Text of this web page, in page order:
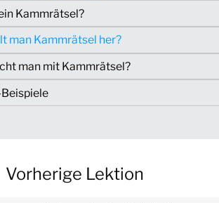
Kammrätsel?
man Kammrätsel her?
man mit Kammrätsel?
Vorherige Lektion